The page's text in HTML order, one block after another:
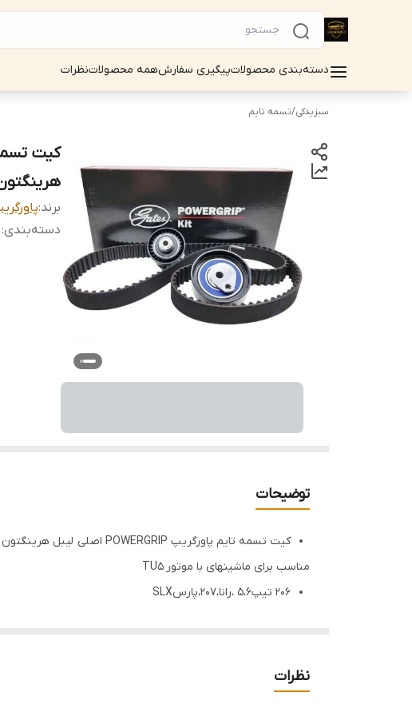
دسته‌بندی محصولاتپیگیری سفارشهمه محصولاتنظرات
سبزیدکی/تسمه تایم
برند:
دسته‌بندی:
توضیحات
کیت تسمه تایم پاورگریپ POWERGRIP اصلی لیبل هرینگتون
مناسب برای ماشینهای با موتور TU5
206 تیپ5،6 ،رانا،207،پارسSLX
دارای لیبل هرینگتون (در تصاویر مشاهده کنید)
دارای شناسه کالا
نظرات